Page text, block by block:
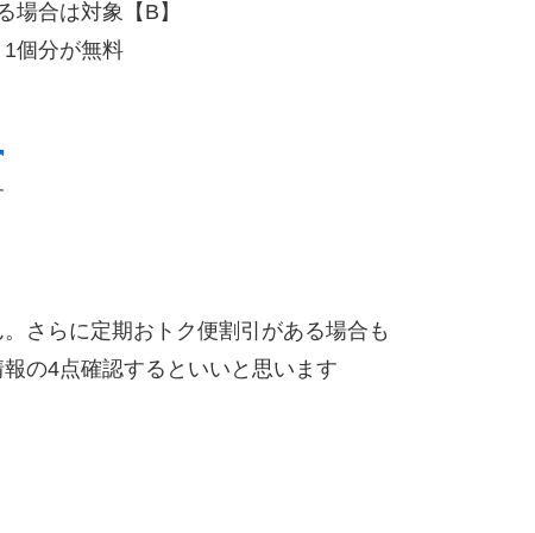
場合は対象【B】
個分が無料
さらに定期おトク便割引がある場合も
の4点確認するといいと思います